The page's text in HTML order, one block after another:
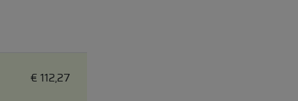
€ 112,27